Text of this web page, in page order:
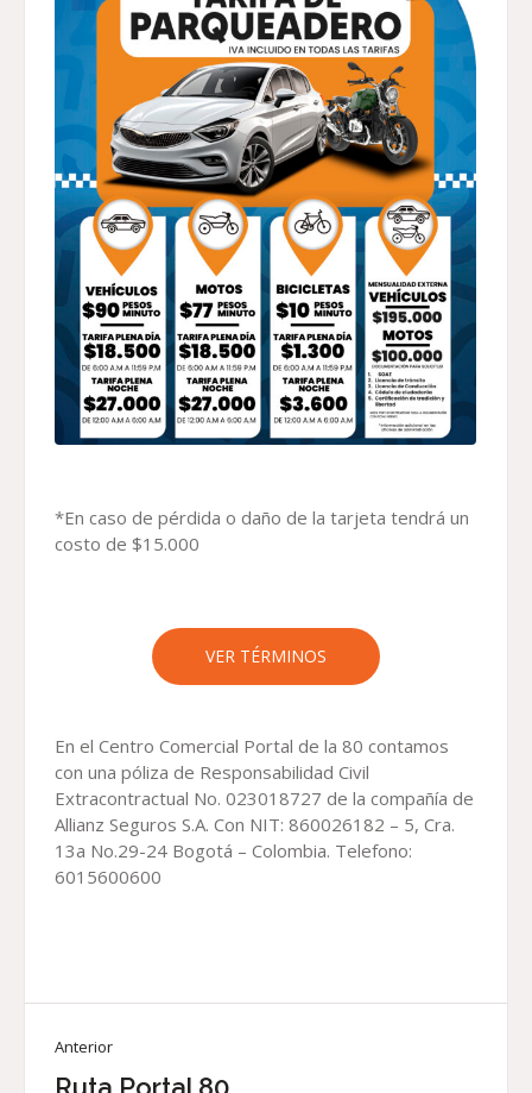
*En caso de pérdida o daño de la tarjeta tendrá un
costo de $15.000
VER TÉRMINOS
En el Centro Comercial Portal de la 80 contamos
con una póliza de Responsabilidad Civil
Extracontractual No. 023018727 de la compañía de
Allianz Seguros S.A. Con NIT: 860026182 – 5, Cra.
13a No.29-24 Bogotá – Colombia. Telefono:
6015600600
Anterior